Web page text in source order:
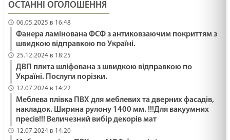
ОСТАННІ ОГОЛОШЕННЯ
06.05.2025 в 16:48
Фанера ламінована ФСФ з антиковзаючим покриттям з
швидкою відправкою по Україні.
25.12.2024 в 18:25
ДВП плита шліфована з швидкою відправкою по
Україні. Послуги порізки.
12.07.2024 в 14:22
Меблева плівка ПВХ для меблевих та дверних фасадів,
накладок. Ширина рулону 1400 мм. !!!Для вакуумних
пресів!!! Величезний вибір декорів мат
12.07.2024 в 14:20